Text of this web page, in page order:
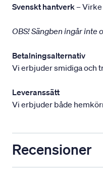
Svenskt hantverk–
OBS! Sängben ingår inte
Betalningsalternativ
Vi erbjuder smidiga och
Leveranssätt
Vi erbjuder både
Recensioner